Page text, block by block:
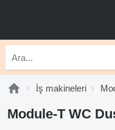
İş makineleri
Module-T WC